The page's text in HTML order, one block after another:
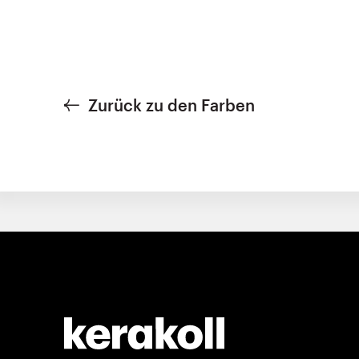
Zurück zu den Farben